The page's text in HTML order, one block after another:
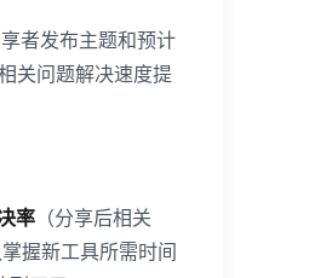
者发布主题和预计
关问题解决速度提
率 （分享后相关
掌握新工具所需时间